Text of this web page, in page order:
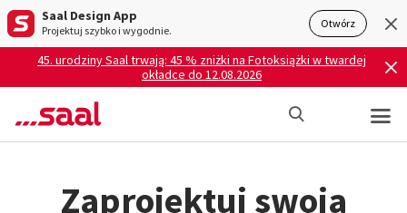
Saal Design App
Projektuj szybko i wygodnie. Otwórz
45. urodziny Saal trwają: 45 % zniżki na Fotoksiążki w twardej
okładce do 12.08.2026
Zaprojektuj swoją